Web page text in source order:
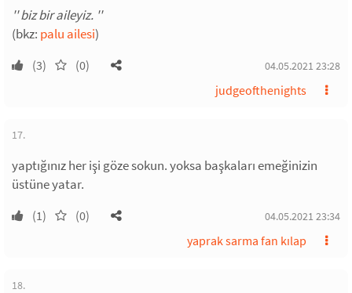
'' biz bir aileyiz. ''
(bkz: palu ailesi)
(3) (0) 04.05.2021 23:28
judgeofthenights
17.
yaptığınız her işi göze sokun. yoksa başkaları emeğinizin
üstüne yatar.
(1) (0) 04.05.2021 23:34
yaprak sarma fan kılap
18.